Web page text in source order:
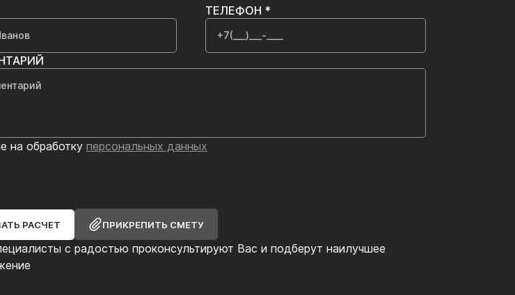
с радостью проконсультируют Вас и подберут наилучшее
ТЕЛЕФОН *
на обработку персональных данных
РАСЧЕТ ПРИКРЕПИТЬ СМЕТУ